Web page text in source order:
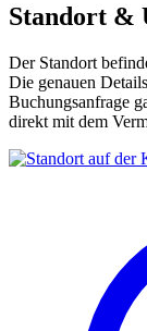
Standort &
Der Standort
Die genauen
Buchungsanfrage
direkt mit dem